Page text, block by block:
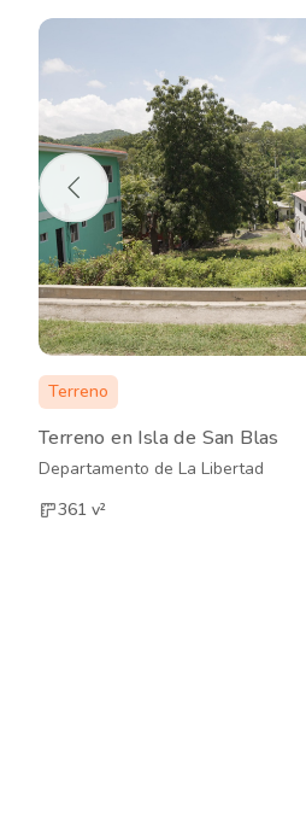
Terreno
Terreno en Isla de San Blas
Departamento de La Libertad
361 v²